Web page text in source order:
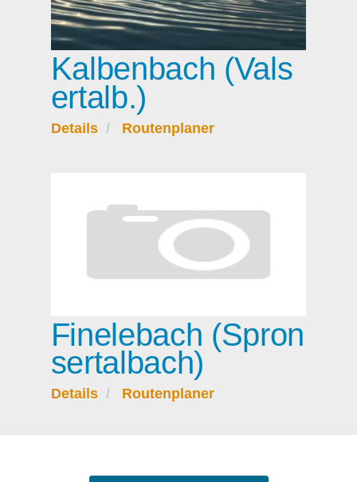
Kalbenbach (Vals
ertalb.)
Details Routenplaner
Finelebach (Spron
sertalbach)
Details Routenplaner